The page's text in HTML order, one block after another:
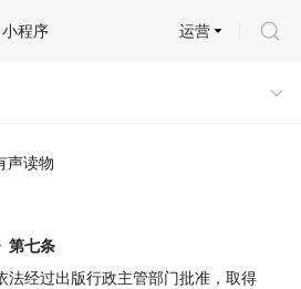
小程序 运营
声读物
第七条
法经过出版行政主管部门批准，取得